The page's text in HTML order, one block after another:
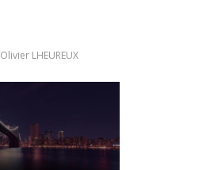
Olivier LHEUREUX